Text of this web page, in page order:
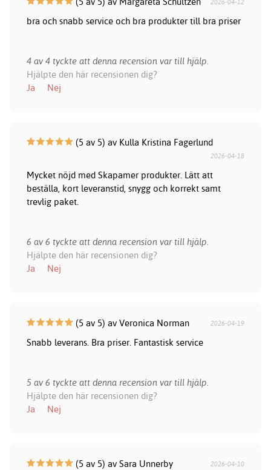
2026-04-12
bra och snabb service och bra produkter till bra priser
4 av 4 tyckte att denna recension var till hjälp.
Hjälpte den här recensionen dig?
Ja
Nej
(5 av 5) av Kulla Kristina Fagerlund
2026-04-18
Mycket nöjd med Skapamer produkter. Lätt att
beställa, kort leveranstid, snygg och korrekt samt
trevlig paket.
6 av 6 tyckte att denna recension var till hjälp.
Hjälpte den här recensionen dig?
Ja
Nej
(5 av 5) av Veronica Norman 2026-04-19
Snabb leverans. Bra priser. Fantastisk service
5 av 6 tyckte att denna recension var till hjälp.
Hjälpte den här recensionen dig?
Ja
Nej
(5 av 5) av Sara Unnerby 2026-04-10